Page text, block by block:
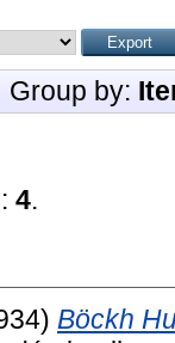
Group by:
4.
Böckh